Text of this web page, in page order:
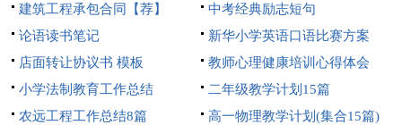
建筑工程承包合同【荐】
中考经典励志短句
论语读书笔记
新华小学英语口语比赛方案
店面转让协议书 模板
教师心理健康培训心得体会
小学法制教育工作总结
二年级教学计划15篇
农远工程工作总结8篇
高一物理教学计划(集合15篇)